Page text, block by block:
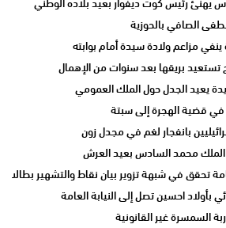
الصافي بالحوزية
مزاعم ولادة سيدة أمام بوابته
بريقها بعد سنوات من الإهمال
يعيد الجدل حول الملك العمومي
بانفجار لغم في مجدل زون
الملك محمد السادس بعيد العرش
تحقق في شبهة تزوير بيان نقاط والتشهير بطالب
احسين تصل إلى النيابة العامة
السمسرة غير القانونية